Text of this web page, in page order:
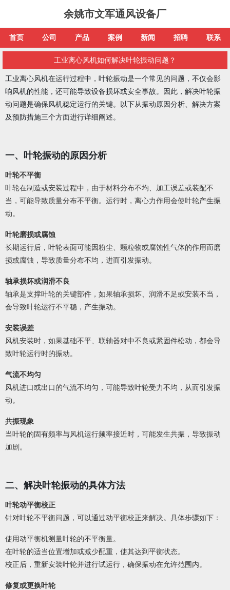
余姚市文军通风设备厂
首页 公司 产品 案例 新闻 招聘 联系
工业离心风机如何解决叶轮振动问题？
工业离心风机在运行过程中，叶轮振动是一个常见的问题，不仅会影
响风机的性能，还可能导致设备损坏或安全事故。因此，解决叶轮振
动问题是确保风机稳定运行的关键。以下从振动原因分析、解决方案
及预防措施三个方面进行详细阐述。
一、叶轮振动的原因分析
叶轮不平衡
叶轮在制造或安装过程中，由于材料分布不均、加工误差或装配不
当，可能导致质量分布不平衡。运行时，离心力作用会使叶轮产生振
动。
叶轮磨损或腐蚀
长期运行后，叶轮表面可能因粉尘、颗粒物或腐蚀性气体的作用而磨
损或腐蚀，导致质量分布不均，进而引发振动。
轴承损坏或润滑不良
轴承是支撑叶轮的关键部件，如果轴承损坏、润滑不足或安装不当，
会导致叶轮运行不平稳，产生振动。
安装误差
风机安装时，如果基础不平、联轴器对中不良或紧固件松动，都会导
致叶轮运行时的振动。
气流不均匀
风机进口或出口的气流不均匀，可能导致叶轮受力不均，从而引发振
动。
共振现象
当叶轮的固有频率与风机运行频率接近时，可能发生共振，导致振动
加剧。
二、解决叶轮振动的具体方法
叶轮动平衡校正
针对叶轮不平衡问题，可以通过动平衡校正来解决。具体步骤如下：
使用动平衡机测量叶轮的不平衡量。
在叶轮的适当位置增加或减少配重，使其达到平衡状态。
校正后，重新安装叶轮并进行试运行，确保振动在允许范围内。
修复或更换叶轮